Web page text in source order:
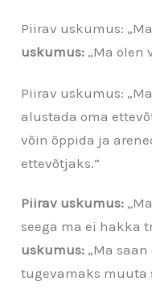
Piirav uskumus:
uskumus: „Ma olen
Piirav uskumus:
alustada oma
võin õppida ja
ettevõtjaks.“
Piirav uskumus: „
seega ma ei hakka
uskumus: „Ma
tugevamaks muuta